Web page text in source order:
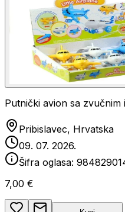
Putnički avion sa zvučnim
Pribislavec, Hrvatska
09. 07. 2026.
Šifra oglasa:
7,00 €